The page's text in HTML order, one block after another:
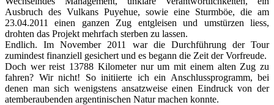
Ausbruch des Vulkans Puyehue, sowie eine Sturmböe, die am
23.04.2011 einen ganzen Zug entgleisen und umstürzen liess,
drohten das Projekt mehrfach sterben zu lassen.
Endlich. Im November 2011 war die Durchführung der Tour
zumindest finanziell gesichert und es begann die Zeit der Vorfreude.
Doch wer reist 13788 Kilometer nur um mit einem alten Zug zu
fahren? Wir nicht! So initiierte ich ein Anschlussprogramm, bei
denen man sich wenigstens ansatzweise einen Eindruck von der
atemberaubenden argentinischen Natur machen konnte.